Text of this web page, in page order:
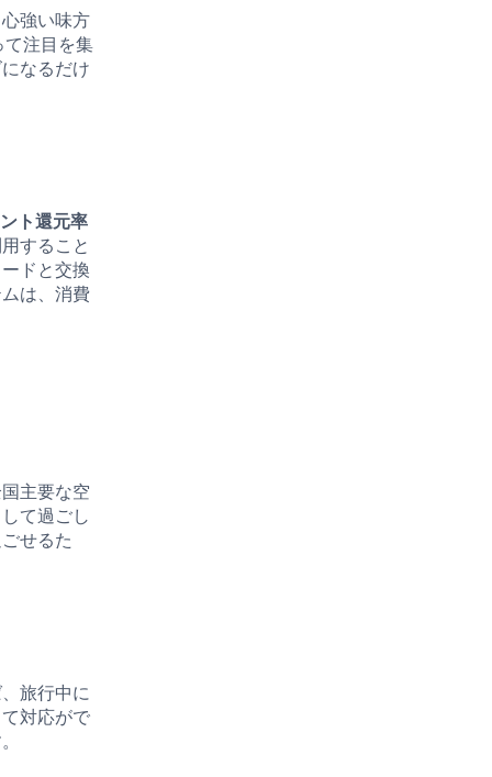
強い味方
て注目を集
なるだけ
ト還元率
すること
ドと交換
は、消費
主要な空
て過ごし
せるた
旅行中に
対応がで